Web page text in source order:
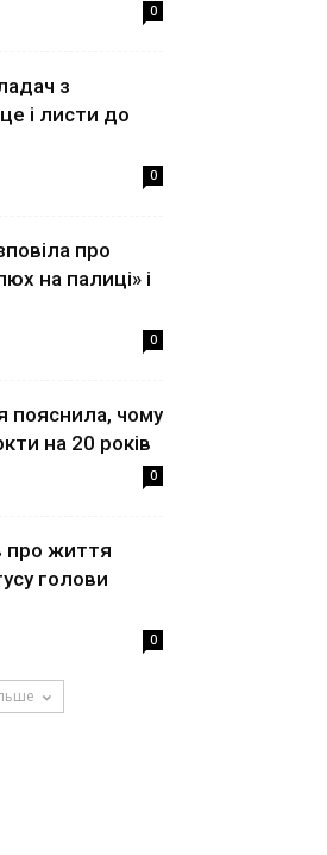
0
з
і листи до
0
про
на палиці» і
0
пояснила, чому
на 20 років
0
про життя
голови
0